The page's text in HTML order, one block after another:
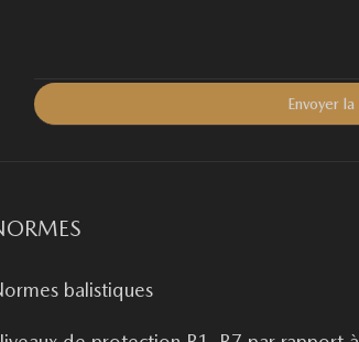
balistiques